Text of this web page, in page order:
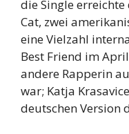
die Single
Cat, zwei
eine Vielzahl
Best Friend im
andere Rapperin
war; Katja
deutschen Version